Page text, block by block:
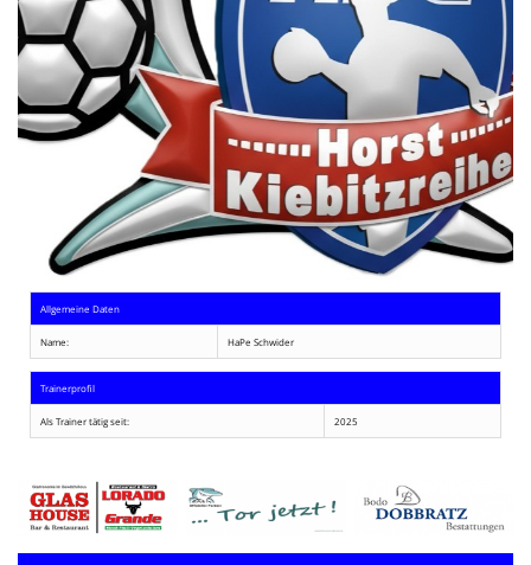
NEWSLETTER
DIE HAIE I Intern
Partner
Allgemeine Daten
Name: HaPe Schwider
Trainerprofil
Als Trainer tätig seit: 2025